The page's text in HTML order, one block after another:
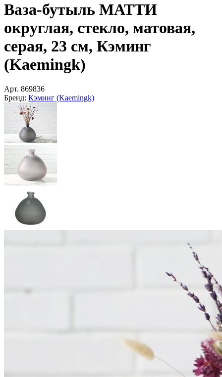
Ваза-бутыль МАТТИ
округлая, стекло, матовая,
серая, 23 см, Кэминг
(Kaemingk)
Арт. 869836
Бренд: Кэминг (Kaemingk)